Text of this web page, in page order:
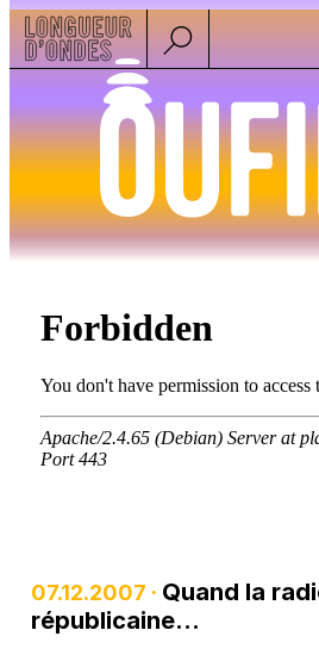
07.12.2007 · Quand la
républicaine…